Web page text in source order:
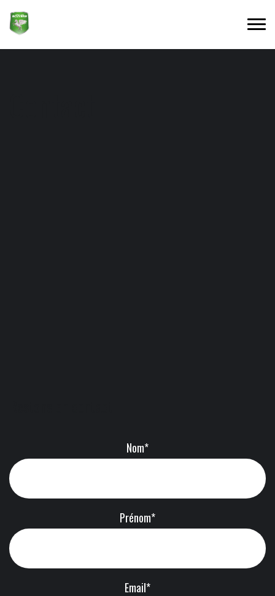
Nom*
Prénom*
Email*